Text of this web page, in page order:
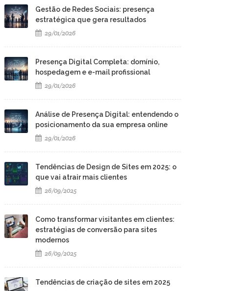
Gestão de Redes Sociais: presença
estratégica que gera resultados
29/01/2026
Presença Digital Completa: domínio,
hospedagem e e-mail profissional
29/01/2026
Análise de Presença Digital: entendendo o
posicionamento da sua empresa online
29/01/2026
Tendências de Design de Sites em 2025: o
que vai atrair mais clientes
26/09/2025
Como transformar visitantes em clientes:
estratégias de conversão para sites
modernos
26/09/2025
Tendências de criação de sites em 2025